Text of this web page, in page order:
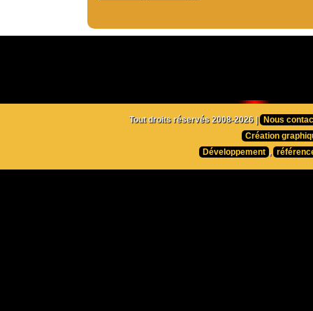
Tout droits réservés 2008-2026 |
Nous
Création
Développement ,